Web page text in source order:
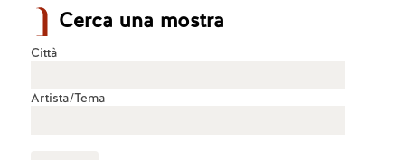
Cerca una mostra
Città
Artista/Tema